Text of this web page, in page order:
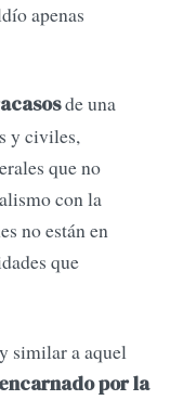
apenas
de una
y civiles,
que no
con la
no están en
que
similar a aquel
por la